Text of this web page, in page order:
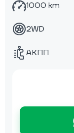
1000 km
2WD
АКПП